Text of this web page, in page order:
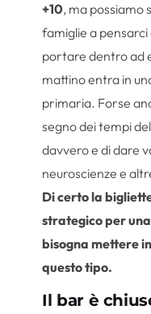
+10, ma possiamo
famiglie a
portare dentro ad
mattino entra in
primaria. Forse
segno dei tempi
davvero e di dare
neuroscienze e
Di certo la
strategico per
bisogna mettere
questo tipo.
Il bar è